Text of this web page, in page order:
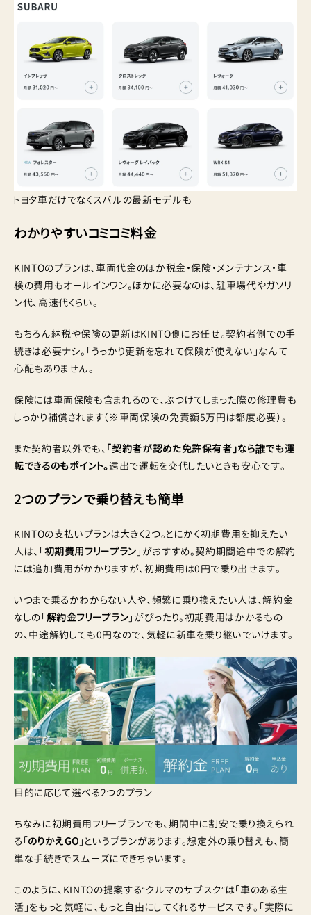
トヨタ車だけでなくスバルの最新モデルも
わかりやすいコミコミ料金
KINTOのプランは、車両代金のほか税金・保険・メンテナンス・車
検の費用もオールインワン。ほかに必要なのは、駐車場代やガソリ
ン代、高速代くらい。
もちろん納税や保険の更新はKINTO側にお任せ。契約者側での手
続きは必要ナシ。「うっかり更新を忘れて保険が使えない」なんて
心配もありません。
保険には車両保険も含まれるので、ぶつけてしまった際の修理費も
しっかり補償されます（※車両保険の免責額5万円は都度必要）。
また契約者以外でも、 「契約者が認めた免許保有者」なら誰でも運
転できるのもポイント。遠出で運転を交代したいときも安心です。
2つのプランで乗り替えも簡単
KINTOの支払いプランは大きく2つ。とにかく初期費用を抑えたい
人は、「初期費用フリープラン 」がおすすめ。契約期間途中での解約
には追加費用がかかりますが、初期費用は0円で乗り出せます。
いつまで乗るかわからない人や、頻繁に乗り換えたい人は、解約金
なしの「解約金フリープラン 」がぴったり。初期費用はかかるもの
の、中途解約しても0円なので、気軽に新車を乗り継いでいけます。
目的に応じて選べる2つのプラン
ちなみに初期費用フリープランでも、期間中に割安で乗り換えられ
る「のりかえGO 」というプランがあります。想定外の乗り替えも、簡
単な手続きでスムーズにできちゃいます。
このように、KINTOの提案する“クルマのサブスク”は「車のある生
活」をもっと気軽に、もっと自由にしてくれるサービスです。「実際に